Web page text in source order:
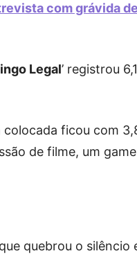
com grávida
Legal’ registrou
ficou com
de filme, um
quebrou o silêncio